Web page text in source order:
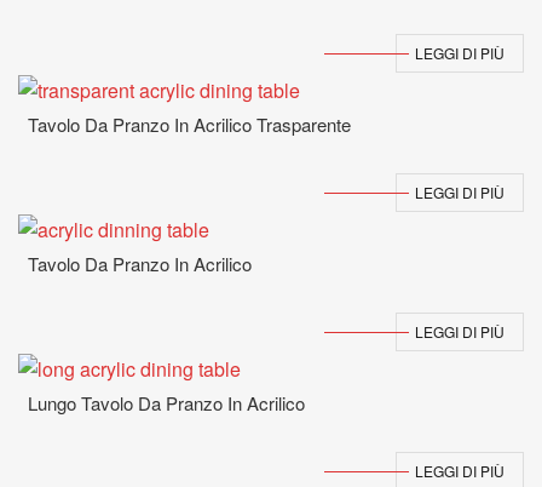
LEGGI DI PIÙ
Tavolo Da Pranzo In Acrilico Trasparente
LEGGI DI PIÙ
Tavolo Da Pranzo In Acrilico
LEGGI DI PIÙ
Lungo Tavolo Da Pranzo In Acrilico
LEGGI DI PIÙ